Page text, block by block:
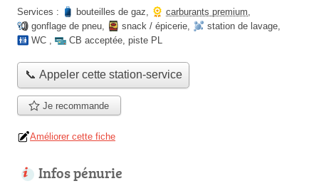
Services :
bouteilles de gaz, carburants premium,
gonflage de pneu, snack / épicerie, station de lavage,
WC , CB acceptée, piste PL
📞 Appeler cette station-service
Je recommande
Améliorer cette fiche
Infos pénurie